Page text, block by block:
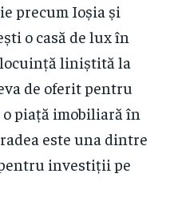
precum Ioșia și
o casă de lux în
liniștită la
de oferit pentru
piață imobiliară în
este una dintre
investiții pe